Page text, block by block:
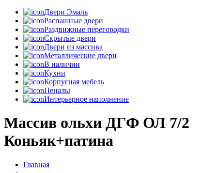
Двери Эмаль
Распашные двери
Раздвижные перегородки
Скрытые двери
Двери из массива
Металлические двери
В наличии
Кухни
Корпусная мебель
Пеналы
Интерьерное наполнение
Массив ольхи ДГФ ОЛ 7/2
Коньяк+патина
Главная